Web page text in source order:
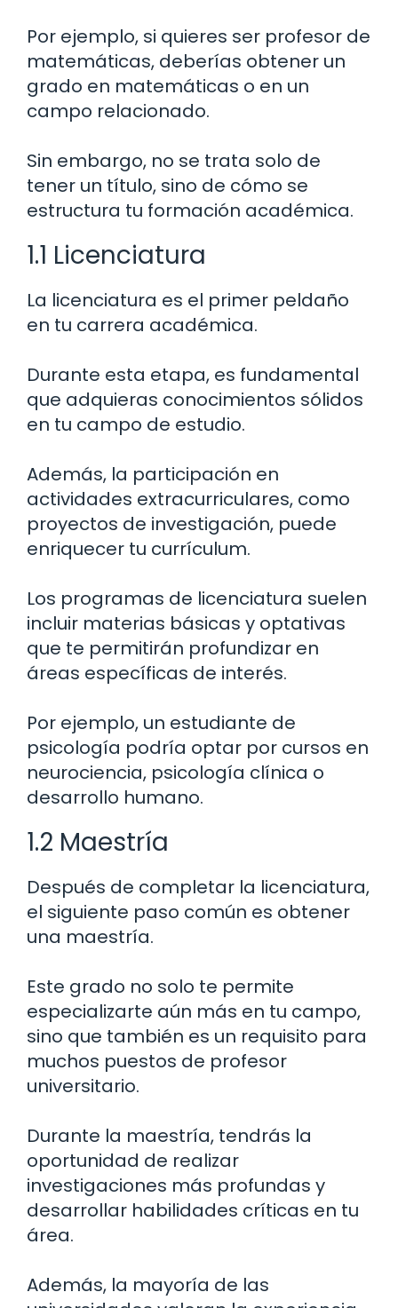
Por ejemplo, si quieres ser profesor de
matemáticas, deberías obtener un
grado en matemáticas o en un
campo relacionado.
Sin embargo, no se trata solo de
tener un título, sino de cómo se
estructura tu formación académica.
1.1 Licenciatura
La licenciatura es el primer peldaño
en tu carrera académica.
Durante esta etapa, es fundamental
que adquieras conocimientos sólidos
en tu campo de estudio.
Además, la participación en
actividades extracurriculares, como
proyectos de investigación, puede
enriquecer tu currículum.
Los programas de licenciatura suelen
incluir materias básicas y optativas
que te permitirán profundizar en
áreas específicas de interés.
Por ejemplo, un estudiante de
psicología podría optar por cursos en
neurociencia, psicología clínica o
desarrollo humano.
1.2 Maestría
Después de completar la licenciatura,
el siguiente paso común es obtener
una maestría.
Este grado no solo te permite
especializarte aún más en tu campo,
sino que también es un requisito para
muchos puestos de profesor
universitario.
Durante la maestría, tendrás la
oportunidad de realizar
investigaciones más profundas y
desarrollar habilidades críticas en tu
área.
Además, la mayoría de las